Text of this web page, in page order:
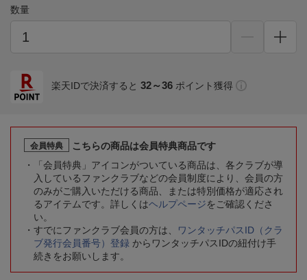
数量
楽天IDで決済すると 32～36 ポイント獲得
会員特典
こちらの商品は会員特典商品です
「会員特典」アイコンがついている商品は、各クラブが導
入しているファンクラブなどの会員制度により、会員の方
のみがご購入いただける商品、または特別価格が適応され
るアイテムです。詳しくはヘルプページをご確認くださ
い。
すでにファンクラブ会員の方は、
ワンタッチパスID（クラ
ブ発行会員番号）登録 からワンタッチパスIDの紐付け手
続きをお願いします。